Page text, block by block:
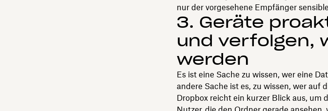
nur der vorgesehene Empfänger
3. Geräte
und verfolgen,
werden
Es ist eine Sache zu wissen, wer eine
andere Sache ist es, zu wissen, wer auf
Dropbox reicht ein kurzer Blick aus, um